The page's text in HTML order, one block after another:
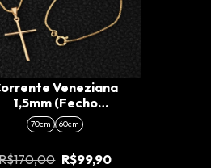
Veneziana
1,5mm (Fecho
+ Pingente
Cruz Agulha (P)
70cm 60cm
R$99,90